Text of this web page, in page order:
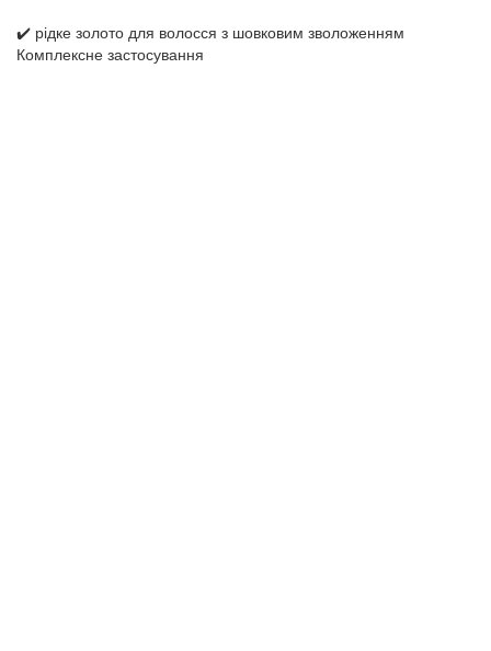
✔️ рідке золото для волосся з шовковим зволоженням
Комплексне застосування